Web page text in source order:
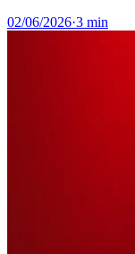
02/06/2026·3 min